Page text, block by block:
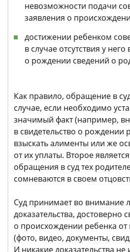
невозможности подачи
заявления о
достижении ребенком
в случае отсутствия у него
о рождении сведений о
Как правило, обращение в
случае, если необходимо
значимый факт (например,
в свидетельство о рождении
взыскать алименты или же
от их уплаты. Второе
обращения в суд тех
сомневаются в своем
Суд принимает во внимание
доказательства, достоверно
о происхождении ребенка от
(фото, видео, документы,
И никакие доказательства